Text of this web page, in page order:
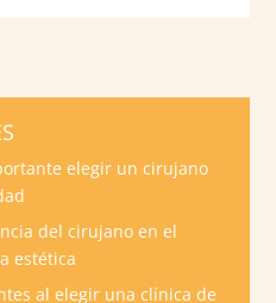
elegir un cirujano
del cirujano en el
estética
al elegir una clínica de